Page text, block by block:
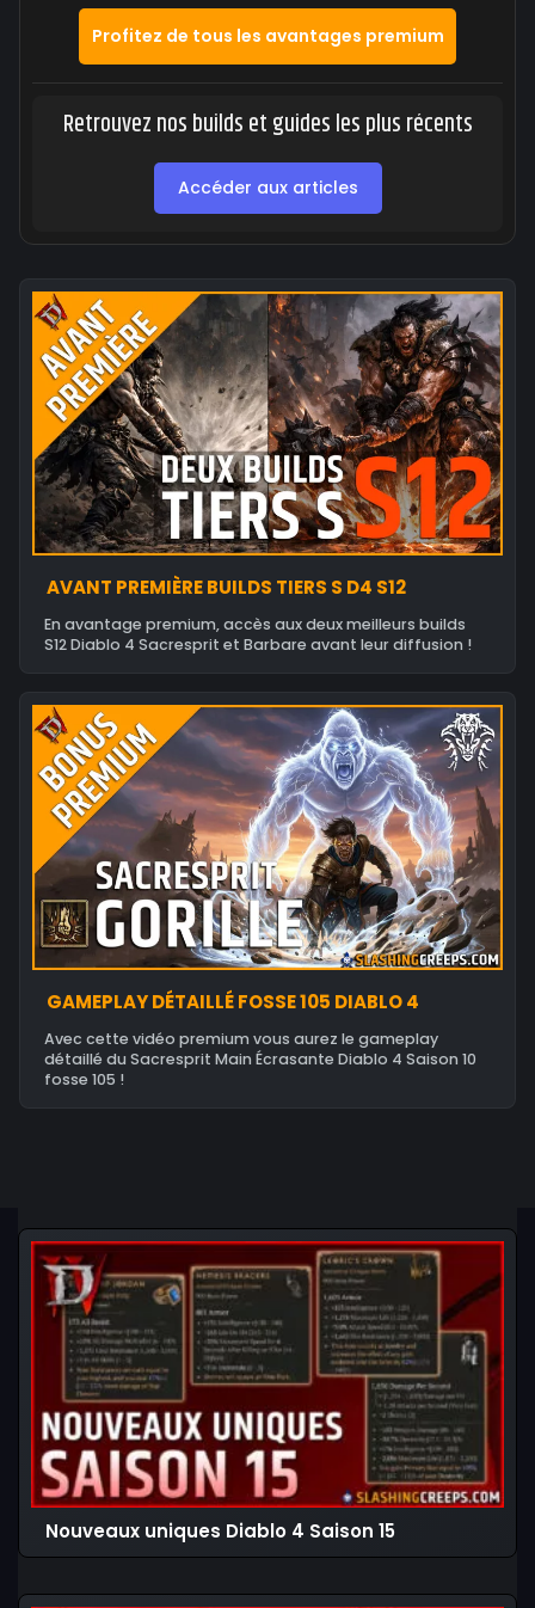
Profitez de tous les avantages premium
Retrouvez nos builds et guides les plus récents
Accéder aux articles
AVANT PREMIÈRE BUILDS TIERS S D4 S12
En avantage premium, accès aux deux meilleurs builds
S12 Diablo 4 Sacresprit et Barbare avant leur diffusion !
GAMEPLAY DÉTAILLÉ FOSSE 105 DIABLO 4
Avec cette vidéo premium vous aurez le gameplay
détaillé du Sacresprit Main Écrasante Diablo 4 Saison 10
fosse 105 !
Nouveaux uniques Diablo 4 Saison 15